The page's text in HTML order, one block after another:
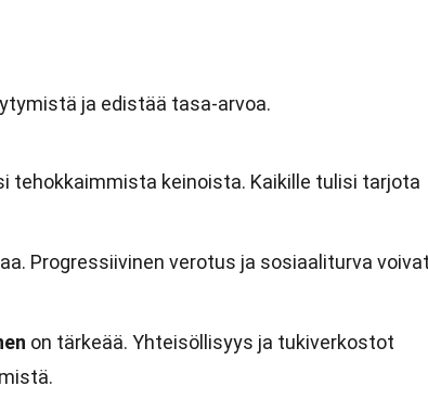
ja edistää tasa-arvoa.
tehokkaimmista keinoista. Kaikille tulisi tarjota
Progressiivinen verotus ja sosiaaliturva
on tärkeää. Yhteisöllisyys ja tukiverkostot